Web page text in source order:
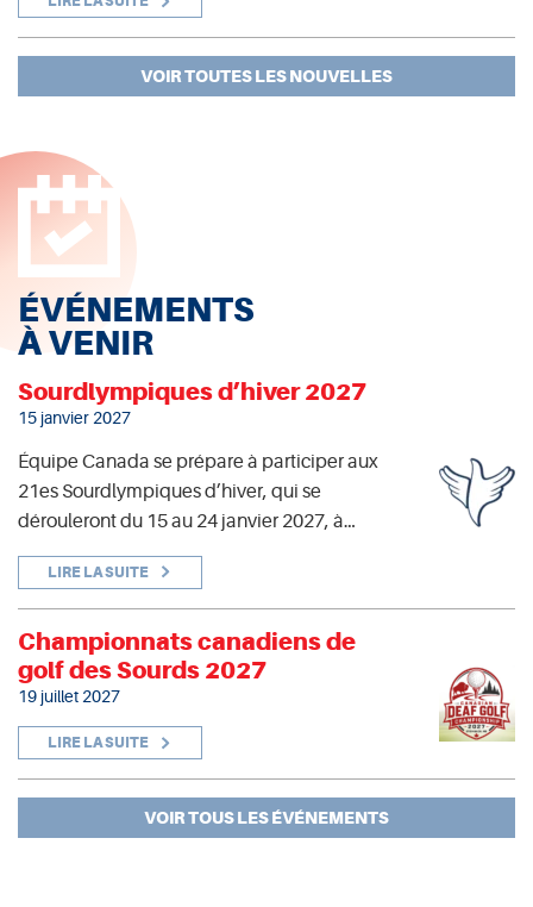
VOIR TOUTES LES NOUVELLES
ÉVÉNEMENTS
À VENIR
Sourdlympiques d’hiver 2027
15 janvier 2027
Équipe Canada se prépare à participer aux
21es Sourdlympiques d’hiver, qui se
dérouleront du 15 au 24 janvier 2027, à…
LIRE LA SUITE
Championnats canadiens de
golf des Sourds 2027
19 juillet 2027
LIRE LA SUITE
VOIR TOUS LES ÉVÉNEMENTS